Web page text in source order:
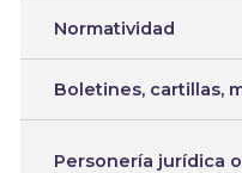
Normatividad
Boletines, cartillas,
Personería jurídica